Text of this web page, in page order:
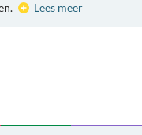
Lees meer